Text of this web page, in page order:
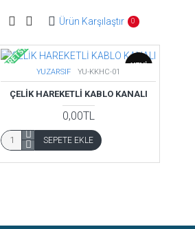
Ürün Karşılaştır 0
YENI
ÜCRETSIZ YUZARSIF YU-KKHC-01
ÇELİK HAREKETLİ KABLO KANALI
0,00TL
SEPETE EKLE